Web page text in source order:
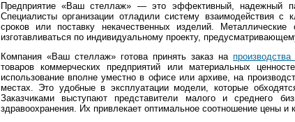
Предприятие «Ваш стеллаж» — это эффективный, надежный
Специалисты организации отладили систему взаимодействия с
сроков или поставку некачественных изделий.
изготавливаться по индивидуальному проекту,
Компания «Ваш стеллаж» готова принять заказ на
товаров коммерческих предприятий или материальных
использование вполне уместно в офисе или архиве, на
местах. Это удобные в эксплуатации модели, которые
Заказчиками выступают представители малого и среднего
здравоохранения. Их привлекает оптимальное соотношение цены и